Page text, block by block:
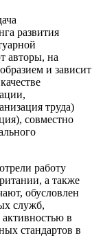
развития
авторы, на
и зависит
труда)
совместно
работу
а также
обусловлен
служб,
в
стандартов в